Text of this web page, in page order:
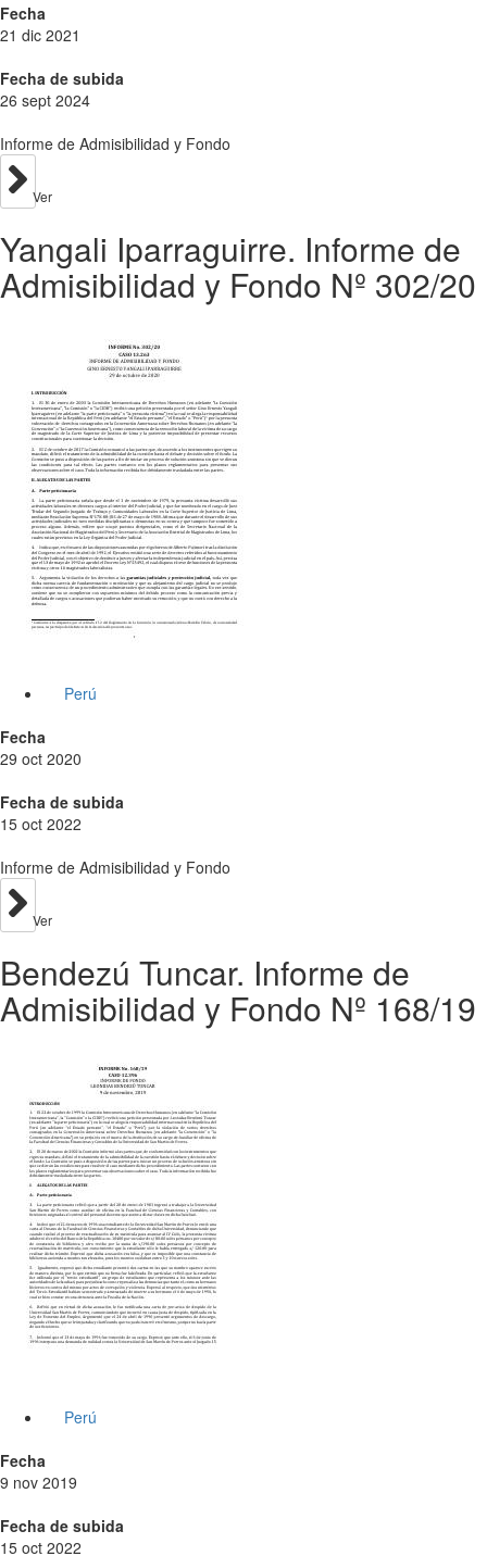
Fecha
21 dic 2021
Fecha de subida
26 sept 2024
Informe de Admisibilidad y Fondo
Ver
Yangali Iparraguirre. Informe de
Admisibilidad y Fondo Nº 302/20
Perú
Fecha
29 oct 2020
Fecha de subida
15 oct 2022
Informe de Admisibilidad y Fondo
Ver
Bendezú Tuncar. Informe de
Admisibilidad y Fondo Nº 168/19
Perú
Fecha
9 nov 2019
Fecha de subida
15 oct 2022